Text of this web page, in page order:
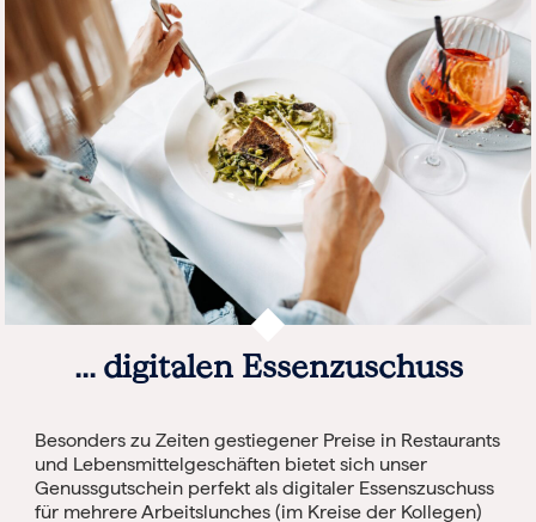
... digitalen Essenzuschuss
Besonders zu Zeiten gestiegener Preise in Restaurants
und Lebensmittelgeschäften bietet sich unser
Genussgutschein perfekt als digitaler Essenszuschuss
für mehrere Arbeitslunches (im Kreise der Kollegen)